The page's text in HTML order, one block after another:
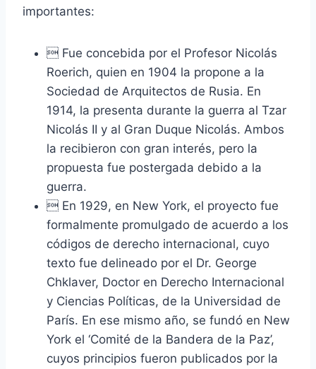
importantes:
 Fue concebida por el Profesor Nicolás
Roerich, quien en 1904 la propone a la
Sociedad de Arquitectos de Rusia. En
1914, la presenta durante la guerra al Tzar
Nicolás II y al Gran Duque Nicolás. Ambos
la recibieron con gran interés, pero la
propuesta fue postergada debido a la
guerra.
 En 1929, en New York, el proyecto fue
formalmente promulgado de acuerdo a los
códigos de derecho internacional, cuyo
texto fue delineado por el Dr. George
Chklaver, Doctor en Derecho Internacional
y Ciencias Políticas, de la Universidad de
París. En ese mismo año, se fundó en New
York el ‘Comité de la Bandera de la Paz’,
cuyos principios fueron publicados por la